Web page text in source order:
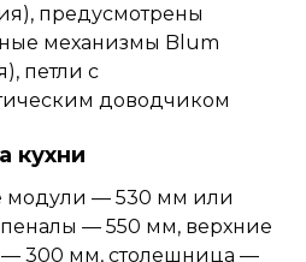
предусмотрены
механизмы Blum
петли с
доводчиком
кухни
— 530 мм или
— 550 мм, верхние
300 мм, столешница —